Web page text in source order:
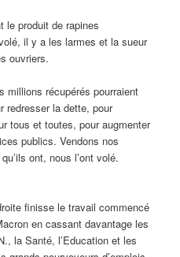
le produit de rapines
il y a les larmes et la sueur
ouvriers.
millions récupérés pourraient
redresser la dette, pour
tous et toutes, pour augmenter
publics. Vendons nos
ont, nous l’ont volé.
finisse le travail commencé
en cassant davantage les
la Santé, l’Education et les